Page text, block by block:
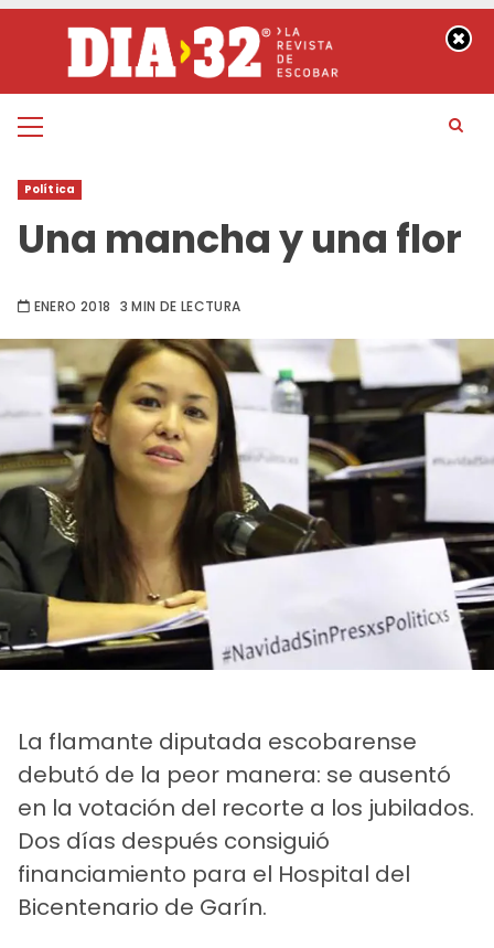
contenido
Menú
Política
Una mancha y una flor
ENERO 2018 3 MIN DE LECTURA
La flamante diputada escobarense
debutó de la peor manera: se ausentó
en la votación del recorte a los jubilados.
Dos días después consiguió
financiamiento para el Hospital del
Bicentenario de Garín.